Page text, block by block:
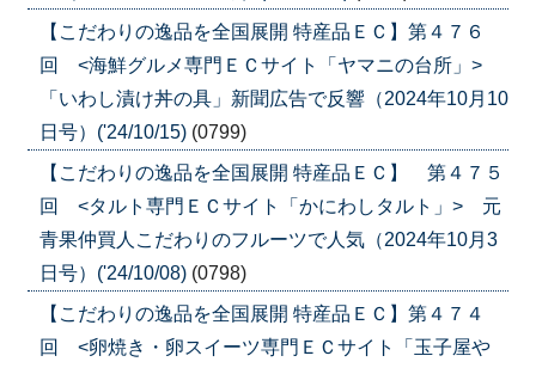
【こだわりの逸品を全国展開 特産品ＥＣ】第４７６
回 <海鮮グルメ専門ＥＣサイト「ヤマニの台所」>
「いわし漬け丼の具」新聞広告で反響（2024年10月10
日号）('24/10/15) (0799)
【こだわりの逸品を全国展開 特産品ＥＣ】 第４７５
回 <タルト専門ＥＣサイト「かにわしタルト」> 元
青果仲買人こだわりのフルーツで人気（2024年10月3
日号）('24/10/08) (0798)
【こだわりの逸品を全国展開 特産品ＥＣ】第４７４
回 <卵焼き・卵スイーツ専門ＥＣサイト「玉子屋や